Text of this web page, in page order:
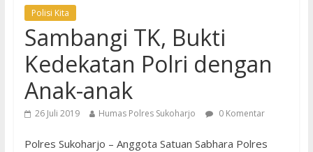
Polisi Kita
Sambangi TK, Bukti
Kedekatan Polri dengan
Anak-anak
26 Juli 2019 Humas Polres Sukoharjo 0 Komentar
Polres Sukoharjo – Anggota Satuan Sabhara Polres